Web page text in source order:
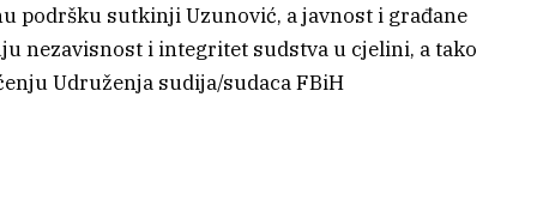
podršku sutkinji Uzunović, a javnost i građane
nezavisnost i integritet sudstva u cjelini, a tako
Udruženja sudija/sudaca FBiH